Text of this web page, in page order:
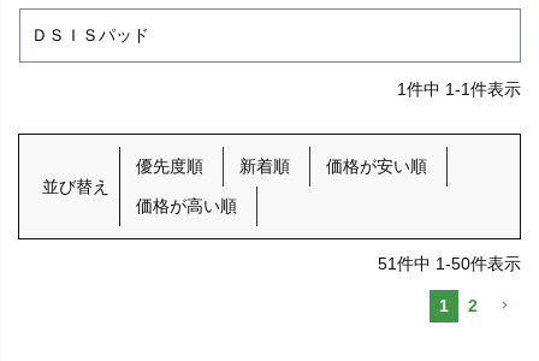
ＤＳＩＳパッド
1件中 1-1件表示
並び替え
優先度順 新着順 価格が安い順
価格が高い順
51件中 1-50件表示
1 2